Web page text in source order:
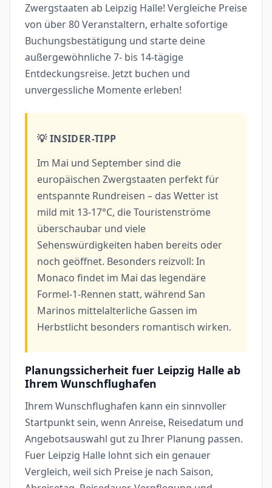
Zwergstaaten ab Leipzig Halle! Vergleiche Preise
von über 80 Veranstaltern, erhalte sofortige
Buchungsbestätigung und starte deine
außergewöhnliche 7- bis 14-tägige
Entdeckungsreise. Jetzt buchen und
unvergessliche Momente erleben!
💡 INSIDER-TIPP
Im Mai und September sind die
europäischen Zwergstaaten perfekt für
entspannte Rundreisen – das Wetter ist
mild mit 13-17°C, die Touristenströme
überschaubar und viele
Sehenswürdigkeiten haben bereits oder
noch geöffnet. Besonders reizvoll: In
Monaco findet im Mai das legendäre
Formel-1-Rennen statt, während San
Marinos mittelalterliche Gassen im
Herbstlicht besonders romantisch wirken.
Planungssicherheit fuer Leipzig Halle ab
Ihrem Wunschflughafen
Ihrem Wunschflughafen kann ein sinnvoller
Startpunkt sein, wenn Anreise, Reisedatum und
Angebotsauswahl gut zu Ihrer Planung passen.
Fuer Leipzig Halle lohnt sich ein genauer
Vergleich, weil sich Preise je nach Saison,